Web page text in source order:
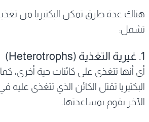
هناك عدة طرق تمكن البكتيريا من
تشمل:
1. غيرية التغذية (Heterotrophs)
أي أنها تتغذى على كائنات حية أخرى،
البكتيريا تقتل الكائن الذي تتغذى
الآخر يقوم بمساعدتها.